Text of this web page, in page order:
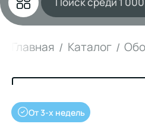
Главная Каталог
От 3-х недель